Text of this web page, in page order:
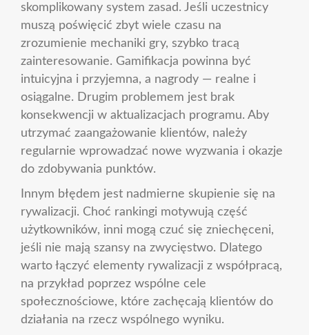
skomplikowany system zasad. Jeśli uczestnicy
muszą poświęcić zbyt wiele czasu na
zrozumienie mechaniki gry, szybko tracą
zainteresowanie. Gamifikacja powinna być
intuicyjna i przyjemna, a nagrody — realne i
osiągalne. Drugim problemem jest brak
konsekwencji w aktualizacjach programu. Aby
utrzymać zaangażowanie klientów, należy
regularnie wprowadzać nowe wyzwania i okazje
do zdobywania punktów.
Innym błędem jest nadmierne skupienie się na
rywalizacji. Choć rankingi motywują część
użytkowników, inni mogą czuć się zniechęceni,
jeśli nie mają szansy na zwycięstwo. Dlatego
warto łączyć elementy rywalizacji z współpracą,
na przykład poprzez wspólne cele
społecznościowe, które zachęcają klientów do
działania na rzecz wspólnego wyniku.